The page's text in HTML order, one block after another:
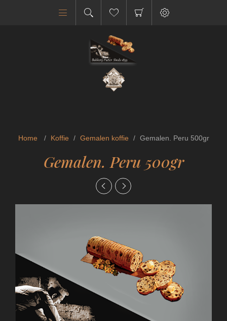
Home / Koffie / Gemalen koffie / Gemalen. Peru 500gr
Gemalen. Peru 500gr